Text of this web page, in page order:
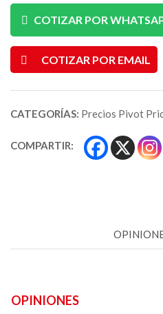
COTIZAR POR
COTIZAR POR EMAIL
CATEGORÍAS: Precios Pivot
COMPARTIR:
OPINIONES